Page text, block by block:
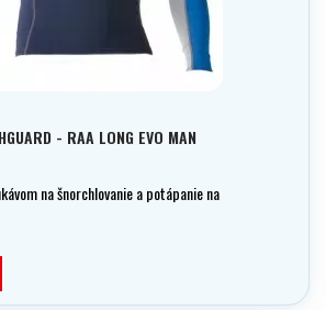
- RAA LONG EVO MAN
na šnorchlovanie a potápanie na